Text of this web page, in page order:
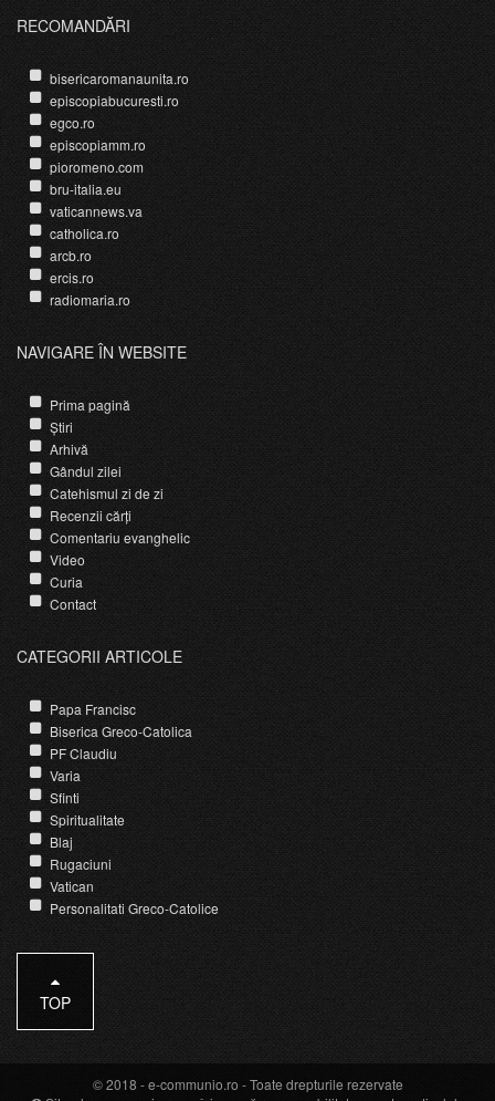
RECOMANDĂRI
bisericaromanaunita.ro
episcopiabucuresti.ro
egco.ro
episcopiamm.ro
pioromeno.com
bru-italia.eu
vaticannews.va
catholica.ro
arcb.ro
ercis.ro
radiomaria.ro
NAVIGARE ÎN WEBSITE
Prima pagină
Știri
Arhivă
Gândul zilei
Catehismul zi de zi
Recenzii cărți
Comentariu evanghelic
Video
Curia
Contact
CATEGORII ARTICOLE
Papa Francisc
Biserica Greco-Catolica
PF Claudiu
Varia
Sfinti
Spiritualitate
Blaj
Rugaciuni
Vatican
Personalitati Greco-Catolice
TOP
© 2018 -e-communio.ro - Toate drepturile rezervate